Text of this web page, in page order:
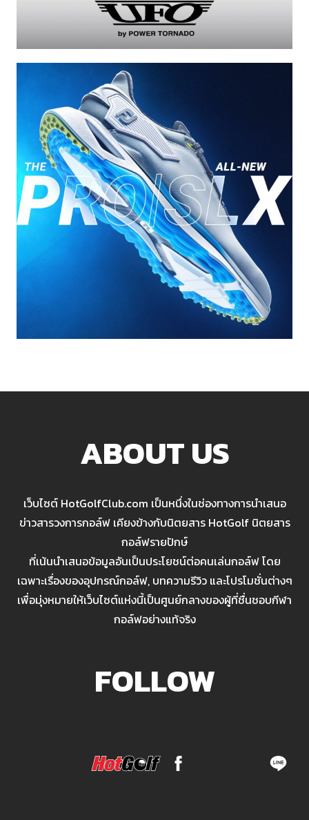
ABOUT US
เว็บไซต์ HotGolfClub.com เป็นหนึ่งในช่องทางการนำเสนอ
ข่าวสารวงการกอล์ฟ เคียงข้างกับนิตยสาร HotGolf นิตยสาร
กอล์ฟรายปักษ์
ที่เน้นนำเสนอข้อมูลอันเป็นประโยชน์ต่อคนเล่นกอล์ฟ โดย
เฉพาะเรื่องของอุปกรณ์กอล์ฟ, บทความรีวิว และโปรโมชั่นต่างๆ
เพื่อมุ่งหมายให้เว็บไซต์แห่งนี้เป็นศูนย์กลางของผู้ที่ชื่นชอบกีฬา
กอล์ฟอย่างแท้จริง
FOLLOW